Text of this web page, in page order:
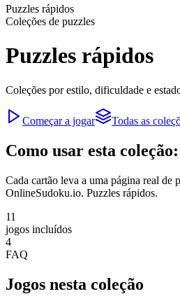
Puzzles rápidos
Coleções de puzzles
Puzzles rápidos
Coleções por estilo, dificuldade e
Começar a jogar Todas as
Como usar esta
Cada cartão leva a uma página real de
OnlineSudoku.io. Puzzles rápidos.
11
jogos incluídos
4
FAQ
Jogos nesta coleção